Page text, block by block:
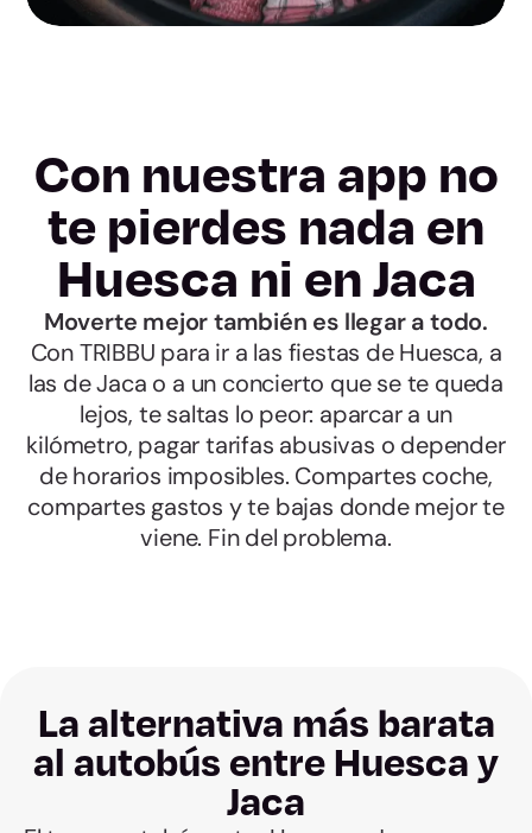
Con nuestra app no
te pierdes nada en
Huesca ni en Jaca
Moverte mejor también es llegar a todo.
Con TRIBBU para ir a las fiestas de Huesca, a
las de Jaca o a un concierto que se te queda
lejos, te saltas lo peor: aparcar a un
kilómetro, pagar tarifas abusivas o depender
de horarios imposibles. Compartes coche,
compartes gastos y te bajas donde mejor te
viene. Fin del problema.
La alternativa más barata
al autobús entre Huesca y
Jaca